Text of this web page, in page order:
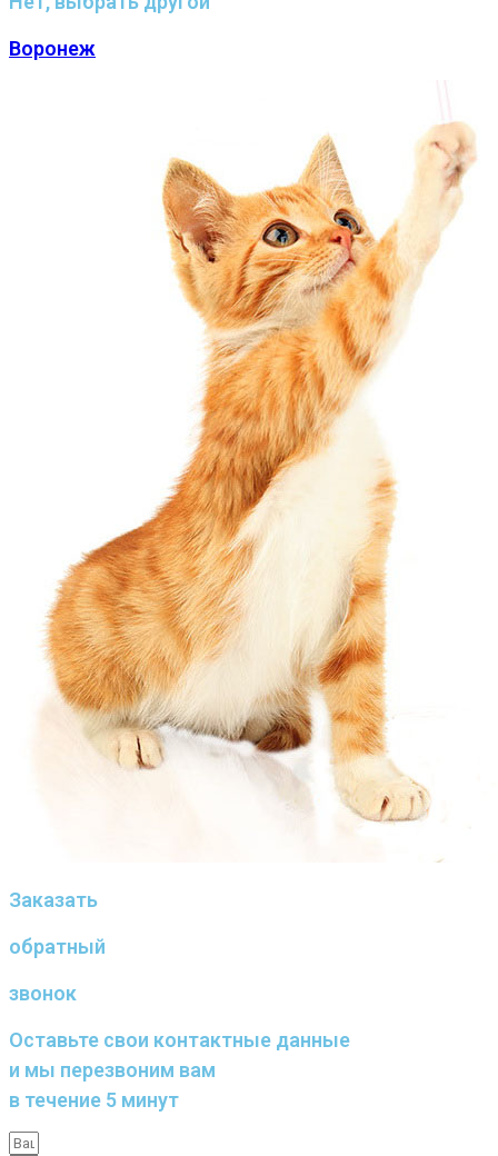
Воронеж
Заказать
обратный
звонок
Оставьте свои контактные данные
и мы перезвоним вам
в течение 5 минут